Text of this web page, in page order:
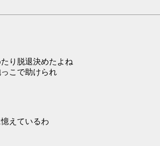
たり脱退決めたよね
こで助けられ
えているわ